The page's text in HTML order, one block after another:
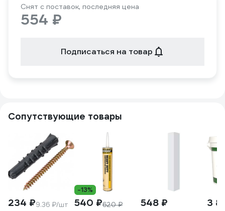
Снят с поставок, последняя цена
554 ₽
Подписаться на товар
Сопутствующие товары
234 ₽9.36 ₽/шт
-13%
540 ₽620 ₽ 548 ₽ 3